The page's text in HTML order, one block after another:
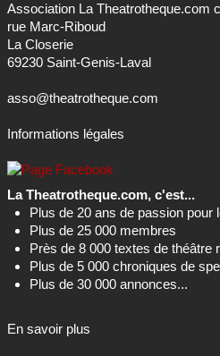
Association La Theatrotheque.com
rue Marc-Riboud
La Closerie
69230 Saint-Genis-Laval
asso@theatrotheque.com
Informations légales
La Theatrotheque.com, c'est...
Plus de 20 ans de passion pour
Plus de 25 000 membres
Près de 8 000 textes de théâtre
Plus de 5 000 chroniques de
Plus de 30 000 annonces...
En savoir plus